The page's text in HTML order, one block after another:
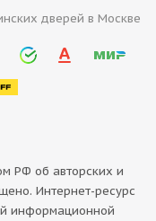
дверей в Москве
РФ об авторских и
Интернет-ресурс
информационной